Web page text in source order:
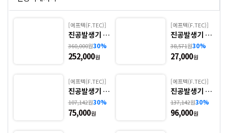
[에프텍(F.TEC)]
진공발생기 -
1. VLE
360,000원30%
252,000원
[에프텍(F.TEC)]
진공발생기 -
2. VGE
38,571원30%
27,000원
[에프텍(F.TEC)]
진공발생기 -
3. VGE(M)
107,142원30%
75,000원
[에프텍(F.TEC)]
진공발생기 -
4. VME
137,142원30%
96,000원